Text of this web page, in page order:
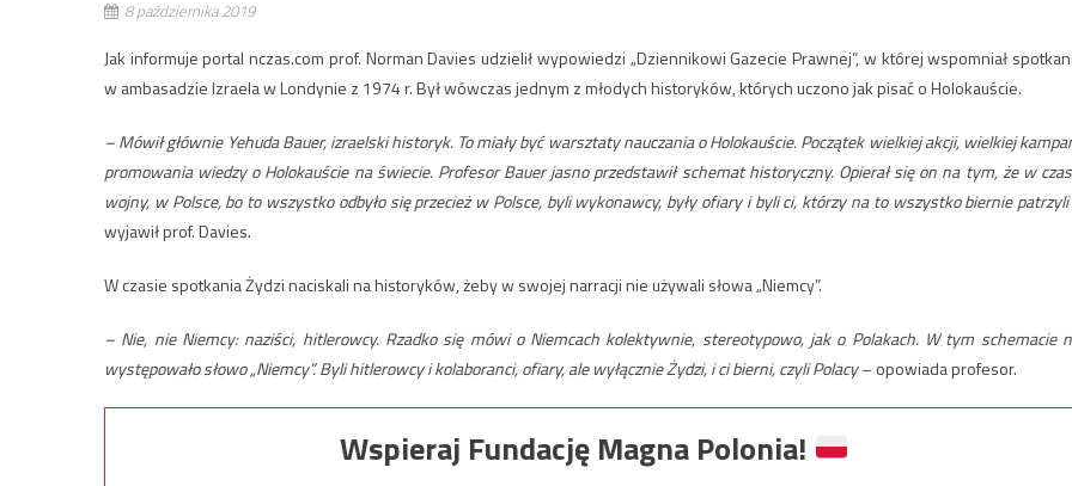
8 października 2019
Jak informuje portal nczas.com prof. Norman Davies udzielił wypowiedzi „Dziennikowi Gazecie Prawnej”, w której wspomniał
w ambasadzie Izraela w Londynie z 1974 r. Był wówczas jednym z młodych historyków, których uczono jak pisać o Holokauście.
– Mówił głównie Yehuda Bauer, izraelski historyk. To miały być warsztaty nauczania o Holokauście. Początek wielkiej akcji, wielkiej
promowania wiedzy o Holokauście na świecie. Profesor Bauer jasno przedstawił schemat historyczny. Opierał się on na tym, że w
wojny, w Polsce, bo to wszystko odbyło się przecież w Polsce, byli wykonawcy, były ofiary i byli ci, którzy na to wszystko biernie patrzyli
wyjawił prof. Davies.
W czasie spotkania Żydzi naciskali na historyków, żeby w swojej narracji nie używali słowa „Niemcy”.
– Nie, nie Niemcy: naziści, hitlerowcy. Rzadko się mówi o Niemcach kolektywnie, stereotypowo, jak o Polakach. W tym schemacie
występowało słowo „Niemcy”. Byli hitlerowcy i kolaboranci, ofiary, ale wyłącznie Żydzi, i ci bierni, czyli Polacy– opowiada profesor.
Wspieraj Fundację Magna Polonia!